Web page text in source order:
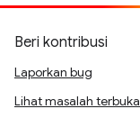
Beri kontribusi
Laporkan bug
Lihat masalah terbuka